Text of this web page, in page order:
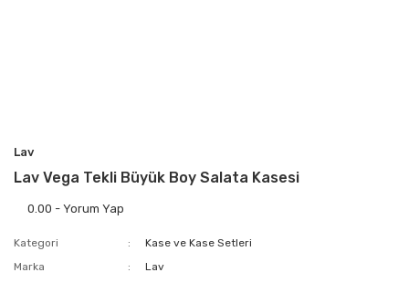
Lav
Lav Vega Tekli Büyük Boy Salata Kasesi
0.00 - Yorum Yap
Kategori
Kase ve Kase Setleri
Marka
Lav